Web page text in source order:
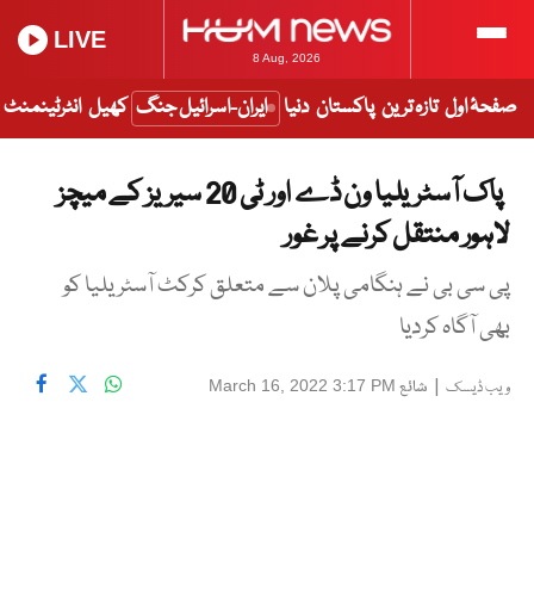
8 Aug, 2026
LIVE
صفحۂ اول تازہ ترین پاکستان دنیا ایران-اسرائیل جنگ کھیل انٹرٹینمنٹ
پاک آسٹریلیا ون ڈے اور ٹی 20 سیریز کے میچز
لاہور منتقل کرنے پر غور
پی سی بی نے ہنگامی پلان سے متعلق کرکٹ آسٹریلیا کو
بھی آگاہ کردیا
ویب ڈیسک | شائع March 16, 2022 3:17 PM